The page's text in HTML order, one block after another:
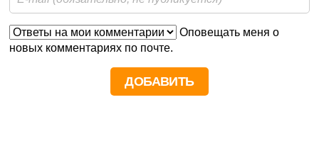
Оповещать меня о
новых комментариях по почте.